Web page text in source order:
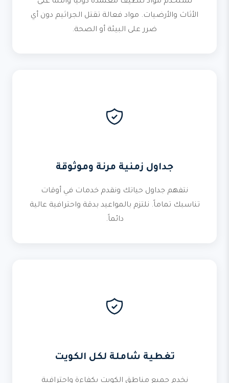
الأثاث والأرضيات. مواد فعالة تقتل الجراثيم دون أي
ضرر على البيئة أو الصحة.
جداول زمنية مرنة وموثوقة
نتفهم جداول حياتك ونقدم خدمات في أوقات
تناسبك تماماً. نلتزم بالمواعيد بدقة واحترافية عالية
دائماً.
تغطية شاملة لكل الكويت
نخدم جميع مناطق الكويت بكفاءة واحترافية